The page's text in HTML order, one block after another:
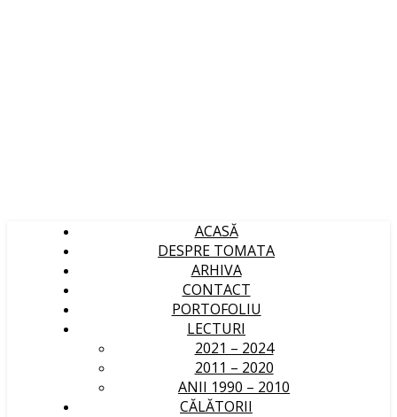
ACASĂ
DESPRE TOMATA
ARHIVA
CONTACT
PORTOFOLIU
LECTURI
2021 – 2024
2011 – 2020
ANII 1990 – 2010
CĂLĂTORII